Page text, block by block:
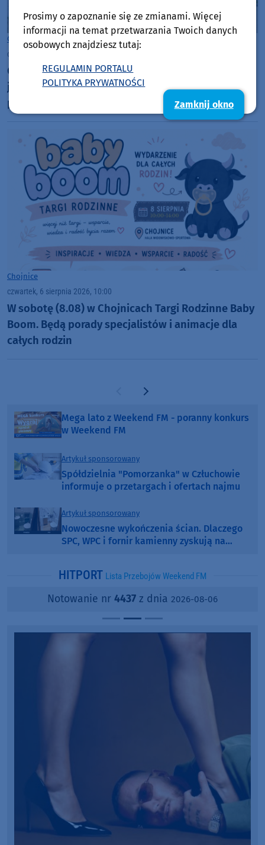
Człuchów
czwartek, 6 sierpnia 2026, 10:03
Centrum Opiekuńczo-Mieszkalne w Człuchowie
jest już gotowe. Działalność ma rozpocząć w
przyszłym roku (FOTO)
Chojnice
czwartek, 6 sierpnia 2026, 10:00
W sobotę (8.08) w Chojnicach Targi Rodzinne Baby
Boom. Będą porady specjalistów i animacje dla
całych rodzin
Poprzednia strona
Następna strona
Mega lato z Weekend FM - poranny konkurs
w Weekend FM
Artykuł sponsorowany
Spółdzielnia "Pomorzanka" w Człuchowie
informuje o przetargach i ofertach najmu
Artykuł sponsorowany
Nowoczesne wykończenia ścian. Dlaczego
SPC, WPC i fornir kamienny zyskują na
HITPORT Lista Przebojów Weekend FM
Notowanie nr 4437 z dnia 2026-08-06
Prosimy o zapoznanie się ze zmianami. Więcej
informacji na temat przetwarzania Twoich danych
osobowych znajdziesz tutaj:
REGULAMIN PORTALU
POLITYKA PRYWATNOŚCI
Zamknij okno